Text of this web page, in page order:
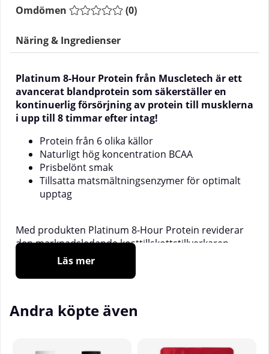
Omdömen (0)
Näring & Ingredienser
Platinum 8-Hour Protein från Muscletech är ett
avancerat blandprotein som säkerställer en
kontinuerlig försörjning av protein till musklerna
i upp till 8 timmar efter intag!
Protein från 6 olika källor
Naturligt hög koncentration BCAA
Prisbelönt smak
Tillsatta matsmältningsenzymer för optimalt
upptag
Med produkten Platinum 8-Hour Protein reviderar
den marknadsledande kosttillskottstillverkaren
Muscletech begreppet blandprotein. Med sin
råvaror är det få konkurrenter som kan mäta sig
Platinum 8-Hour Protein innehåller protein från 6
upptagshastigheter i kroppen. Det skapar en
Läs mer
Andra köpte även